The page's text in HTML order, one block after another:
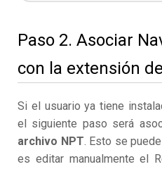
Paso 2. Asociar
con la extensión
Si el usuario ya tiene
el siguiente paso será
archivo NPT. Esto se
es editar manualmente el